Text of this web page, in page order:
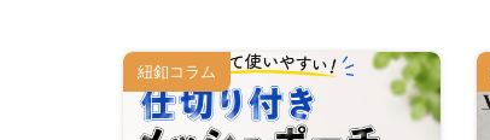
紐釦コラム